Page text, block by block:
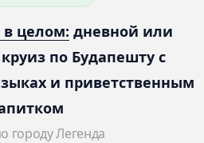
целом: дневной или
по Будапешту с
и приветственным
городу Легенда